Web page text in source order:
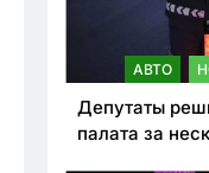
АВТО
Депутаты
палата за